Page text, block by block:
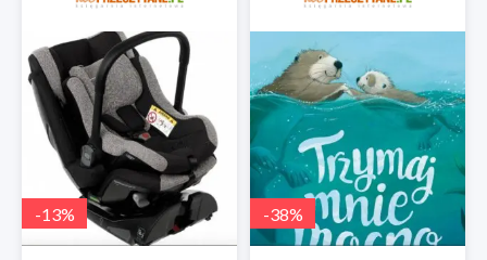
-13% -38%